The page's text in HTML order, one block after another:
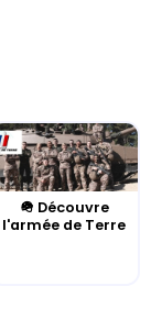
🪖 Découvre
l'armée de Terre